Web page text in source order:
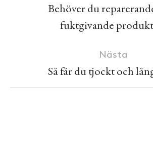
Behöver du
fuktgivande
Nästa
Så får du tjockt och